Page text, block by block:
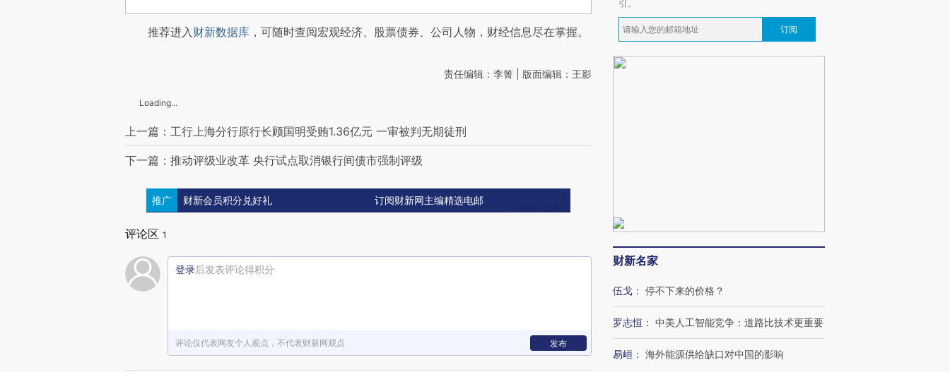
推荐进入财新数据库 ，可随时查阅宏观经济、股票债券、公司人物，财经信息尽在掌握。
责任编辑：李箐 | 版面编辑：王影
Loading...
上一篇：工行上海分行原行长顾国明受贿1.36亿元 一审被判无期徒刑
下一篇：推动评级业改革 央行试点取消银行间债市强制评级
推广 财新会员积分兑好礼 订阅财新网主编精选电邮
评论区 1
登录后发表评论得积分
评论仅代表网友个人观点，不代表财新网观点 发布
引。
订阅
财新名家
伍戈 ： 停不下来的价格？
罗志恒 ： 中美人工智能竞争：道路比技术更重要
易峘 ： 海外能源供给缺口对中国的影响